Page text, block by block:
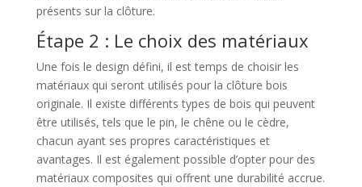
présents sur la clôture.
Étape 2 : Le choix des matériaux
Une fois le design défini, il est temps de choisir les
matériaux qui seront utilisés pour la clôture bois
originale. Il existe différents types de bois qui peuvent
être utilisés, tels que le pin, le chêne ou le cèdre,
chacun ayant ses propres caractéristiques et
avantages. Il est également possible d’opter pour des
matériaux composites qui offrent une durabilité accrue.